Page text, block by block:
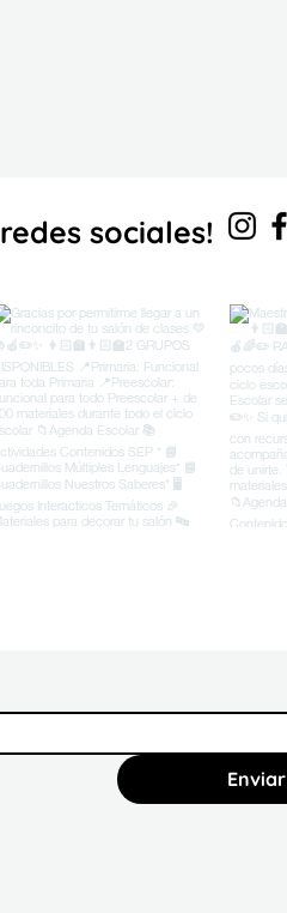
redes sociales!
Enviar